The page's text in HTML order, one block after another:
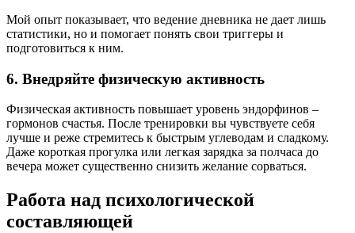
Мой опыт показывает, что ведение дневника не дает лишь
статистики, но и помогает понять свои триггеры и
подготовиться к ним.
6. Внедряйте физическую активность
Физическая активность повышает уровень эндорфинов –
гормонов счастья. После тренировки вы чувствуете себя
лучше и реже стремитесь к быстрым углеводам и сладкому.
Даже короткая прогулка или легкая зарядка за полчаса до
вечера может существенно снизить желание сорваться.
Работа над психологической
составляющей